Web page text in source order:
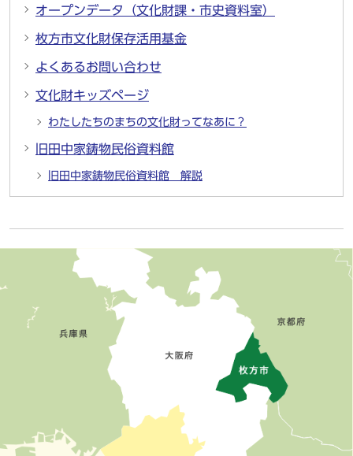
オープンデータ（文化財課・市史資料室）
枚方市文化財保存活用基金
よくあるお問い合わせ
文化財キッズページ
わたしたちのまちの文化財ってなあに？
旧田中家鋳物民俗資料館
旧田中家鋳物民俗資料館 解説